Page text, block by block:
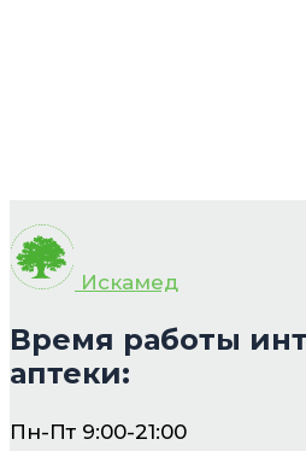
Искамед
Время работы
аптеки:
Пн-Пт 9:00-21:00